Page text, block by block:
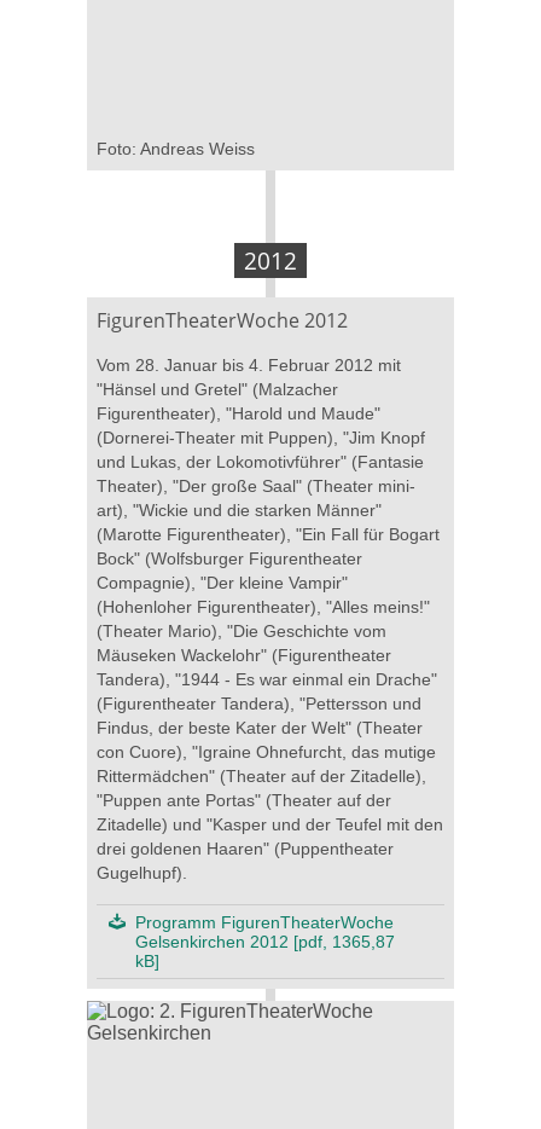
Foto: Andreas Weiss
2012
FigurenTheaterWoche 2012
Vom 28. Januar bis 4. Februar 2012 mit
"Hänsel und Gretel" (Malzacher
Figurentheater), "Harold und Maude"
(Dornerei-Theater mit Puppen), "Jim Knopf
und Lukas, der Lokomotivführer" (Fantasie
Theater), "Der große Saal" (Theater mini-
art), "Wickie und die starken Männer"
(Marotte Figurentheater), "Ein Fall für Bogart
Bock" (Wolfsburger Figurentheater
Compagnie), "Der kleine Vampir"
(Hohenloher Figurentheater), "Alles meins!"
(Theater Mario), "Die Geschichte vom
Mäuseken Wackelohr" (Figurentheater
Tandera), "1944 - Es war einmal ein Drache"
(Figurentheater Tandera), "Pettersson und
Findus, der beste Kater der Welt" (Theater
con Cuore), "Igraine Ohnefurcht, das mutige
Rittermädchen" (Theater auf der Zitadelle),
"Puppen ante Portas" (Theater auf der
Zitadelle) und "Kasper und der Teufel mit den
drei goldenen Haaren" (Puppentheater
Gugelhupf).
Programm FigurenTheaterWoche
Gelsenkirchen 2012 [pdf, 1365,87
kB]